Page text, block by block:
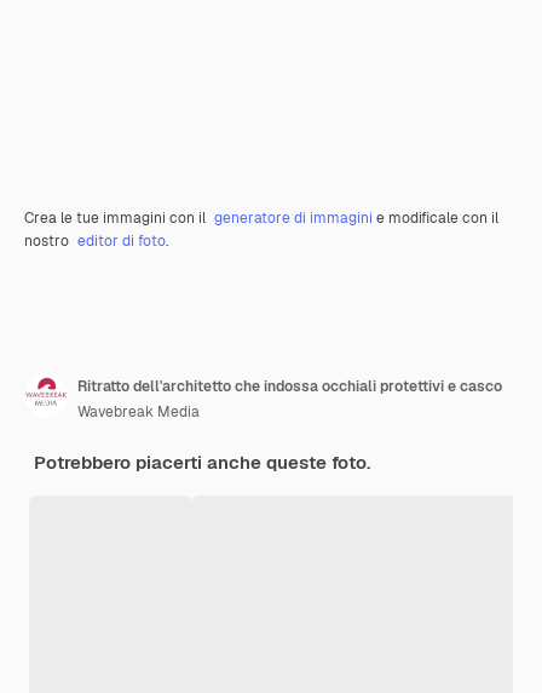
Crea le tue immagini con il generatore di immagini e modificale con il
nostro editor di foto.
Ritratto dell'architetto che indossa occhiali protettivi e casco
Wavebreak Media
Potrebbero piacerti anche queste foto.